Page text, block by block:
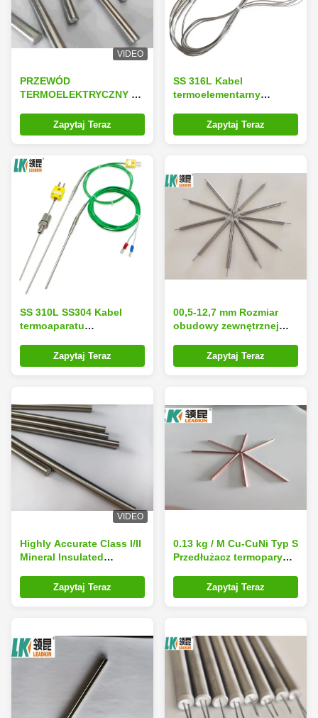
VIDEO
PRZEWÓD
TERMOELEKTRYCZNY W
LEADKIN K/N/E/J/T TYPY
SS316
Zapytaj Teraz
SS 316L Kabel
termoelementarny
klasa I Dokładność
Zapytaj Teraz
SS 310L SS304 Kabel
termoaparatu
klasa I Dokładność
Zapytaj Teraz
00,5-12,7 mm Rozmiar
obudowy zewnętrznej
termoparów SS304
Zapytaj Teraz
VIDEO
Highly Accurate Class I/II
Mineral Insulated
SS316 Sheath for
Industrial Temperature
Zapytaj Teraz
0.13 kg / M Cu-CuNi Typ S
Przedłużacz termopary
mineralnie kabel
miedziany
Zapytaj Teraz